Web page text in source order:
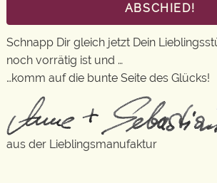
ABSCHIED!
Schnapp Dir gleich jetzt Dein
noch vorrätig ist und …
…komm auf die bunte Seite des Glücks!
aus der Lieblingsmanufaktur